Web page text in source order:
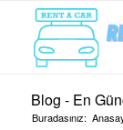
Blog - En
Buradasınız: